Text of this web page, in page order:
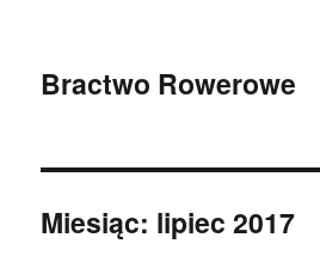
Bractwo Rowerowe
Miesiąc: lipiec 2017